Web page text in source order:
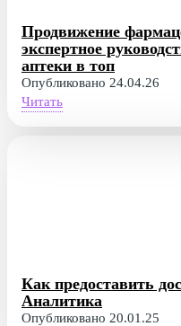
Продвижение
экспертное
аптеки в топ
Опубликовано 24.04.26
Читать
Как предоставить
Аналитика
Опубликовано 20.01.25